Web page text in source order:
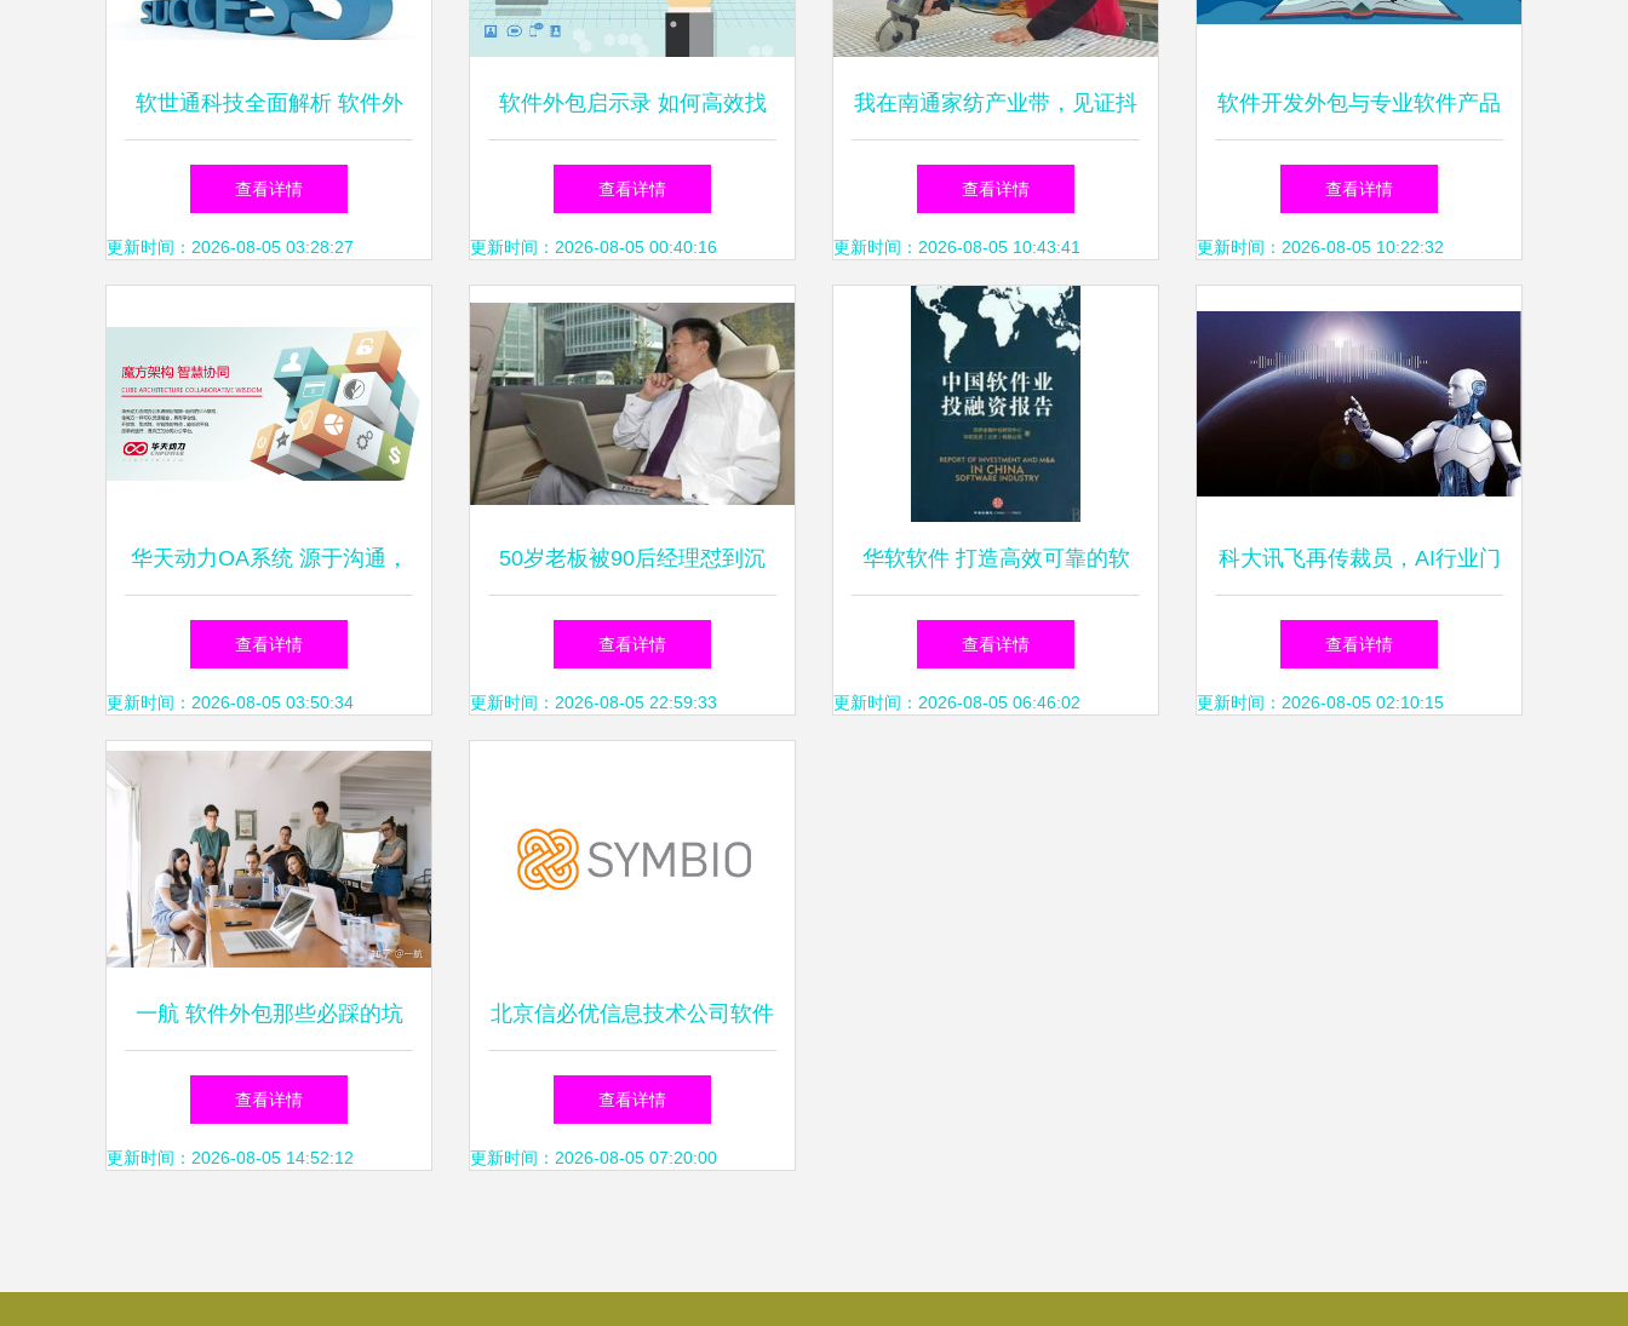
软世通科技全面解析 软件外
包服务的常见问题与真实评价
查看详情
更新时间：2026-08-05 03:28:27
软件外包启示录 如何高效找
到靠谱的App开发公司？
查看详情
更新时间：2026-08-05 00:40:16
我在南通家纺产业带，见证抖
音快手“杀进村来”
查看详情
更新时间：2026-08-05 10:43:41
软件开发外包与专业软件产品
的核心差异解析
查看详情
更新时间：2026-08-05 10:22:32
华天动力OA系统 源于沟通，
不止于“沟通”的智能化转型利
器
查看详情
更新时间：2026-08-05 03:50:34
50岁老板被90后经理怼到沉
默，一招反制让全网炸锅
查看详情
更新时间：2026-08-05 22:59:33
华软软件 打造高效可靠的软
件外包服务解决方案
查看详情
更新时间：2026-08-05 06:46:02
科大讯飞再传裁员，AI行业门
槛升高但绝非“凉凉”
查看详情
更新时间：2026-08-05 02:10:15
一航 软件外包那些必踩的坑
——《公司选择》
查看详情
更新时间：2026-08-05 14:52:12
北京信必优信息技术公司软件
外包模式与行业分析
查看详情
更新时间：2026-08-05 07:20:00